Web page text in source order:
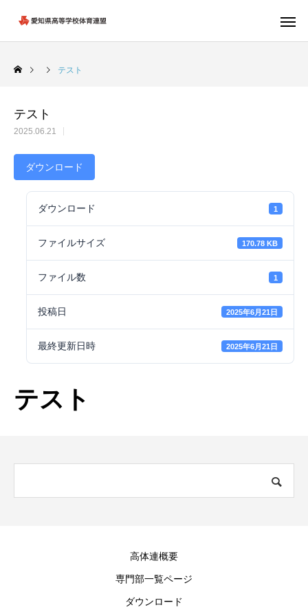
テスト
テスト
2025.06.21
ダウンロード
ダウンロード 1
ファイルサイズ 170.78 KB
ファイル数 1
投稿日 2025年6月21日
最終更新日時 2025年6月21日
テスト
高体連概要
専門部一覧ページ
ダウンロード